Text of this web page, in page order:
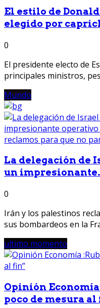
El estilo de
elegido por
0
El presidente electo de
principales ministros,
Mundo
La delegación de
un
0
Irán y los palestinos
sus bombardeos en la
ultimo momento
Opinión
poco de mesura al